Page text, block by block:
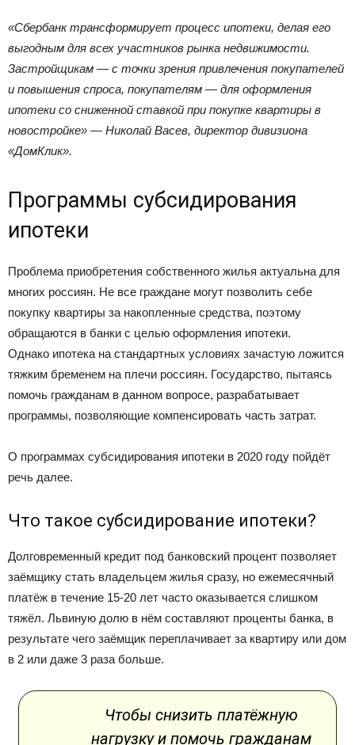
«Сбербанк трансформирует процесс ипотеки, делая его
выгодным для всех участников рынка недвижимости.
Застройщикам — с точки зрения привлечения покупателей
и повышения спроса, покупателям — для оформления
ипотеки со сниженной ставкой при покупке квартиры в
новостройке» — Николай Васев, директор дивизиона
«ДомКлик».
Программы субсидирования
ипотеки
Проблема приобретения собственного жилья актуальна для
многих россиян. Не все граждане могут позволить себе
покупку квартиры за накопленные средства, поэтому
обращаются в банки с целью оформления ипотеки.
Однако ипотека на стандартных условиях зачастую ложится
тяжким бременем на плечи россиян. Государство, пытаясь
помочь гражданам в данном вопросе, разрабатывает
программы, позволяющие компенсировать часть затрат.
О программах субсидирования ипотеки в 2020 году пойдёт
речь далее.
Что такое субсидирование ипотеки?
Долговременный кредит под банковский процент позволяет
заёмщику стать владельцем жилья сразу, но ежемесячный
платёж в течение 15-20 лет часто оказывается слишком
тяжёл. Львиную долю в нём составляют проценты банка, в
результате чего заёмщик переплачивает за квартиру или дом
в 2 или даже 3 раза больше.
Чтобы снизить платёжную
нагрузку и помочь гражданам